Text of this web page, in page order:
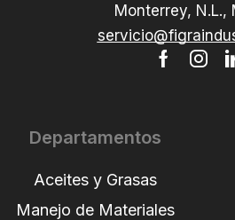
Monterrey, N.L.,
Departamentos
Aceites y Grasas
Manejo de Materiales